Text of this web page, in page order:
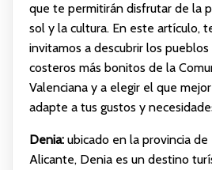
que te permitirán disfrutar de la
sol y la cultura. En este artículo,
invitamos a descubrir los pueblos
costeros más bonitos de la
Valenciana y a elegir el que
adapte a tus gustos y
Denia:ubicado en la provincia de
Alicante, Denia es un destino